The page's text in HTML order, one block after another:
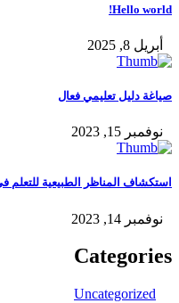
Hello world!
أبريل 8, 2025
صياغة دليل تعليمي فعال
نوفمبر 15, 2023
استكشاف المناظر الطبيعية للتعلم
نوفمبر 14, 2023
Categories
Uncategorized